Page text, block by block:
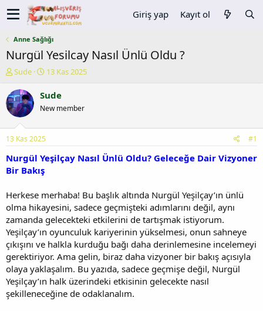
Giriş yap Kayıt ol
Anne Sağlığı
Nurgül Yesilcay Nasıl Ünlü Oldu ?
K
n
u
y
b
a
ş
l
a
a
n
Sude
B
ş
a
ç
i
h
i
13 Kas 2025
Sude
New member
13 Kas 2025 #1
Nurgül Yeşilçay Nasıl Ünlü Oldu? Geleceğe Dair Vizyoner
Bir Bakış
Herkese merhaba! Bu başlık altında Nurgül Yeşilçay’ın ünlü
olma hikayesini, sadece geçmişteki adımlarını değil, aynı
zamanda gelecekteki etkilerini de tartışmak istiyorum.
Yeşilçay’ın oyunculuk kariyerinin yükselmesi, onun sahneye
çıkışını ve halkla kurduğu bağı daha derinlemesine incelemeyi
gerektiriyor. Ama gelin, biraz daha vizyoner bir bakış açısıyla
olaya yaklaşalım. Bu yazıda, sadece geçmişe değil, Nurgül
Yeşilçay’ın halk üzerindeki etkisinin gelecekte nasıl
şekilleneceğine de odaklanalım.